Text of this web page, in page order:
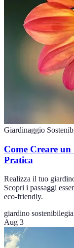
Giardinaggio
Come Creare
Pratica
Realizza il tuo
Scopri i passaggi
eco-friendly.
giardino sostenibile
Aug 3